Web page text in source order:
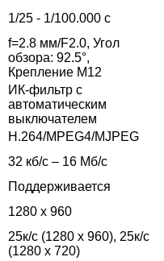
1/25 - 1/100.000 с
f=2.8 мм/F2.0, Угол
обзора: 92.5°,
Крепление М12
ИК-фильтр с
автоматическим
выключателем
H.264/MPEG4/MJPEG
32 кб/с – 16 Мб/с
Поддерживается
1280 x 960
25к/с (1280 x 960), 25к/с
(1280 x 720)